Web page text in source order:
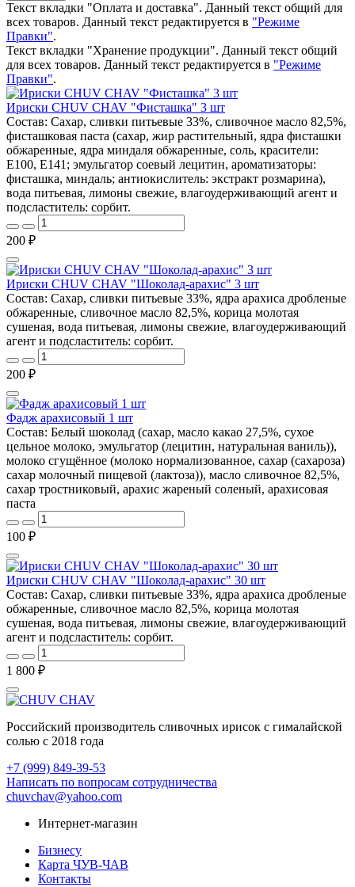
Текст вкладки "Оплата и доставка". Данный текст общий для
всех товаров. Данный текст редактируется в "Режиме
Правки".
Текст вкладки "Хранение продукции". Данный текст общий
для всех товаров. Данный текст редактируется в "Режиме
Правки".
Ириски CHUV CHAV "Фисташка" 3 шт
Состав: Сахар, сливки питьевые 33%, сливочное масло 82,5%,
фисташковая паста (сахар, жир растительный, ядра фисташки
обжаренные, ядра миндаля обжаренные, соль, красители:
E100, E141; эмульгатор соевый лецитин, ароматизаторы:
фисташка, миндаль; антиокислитель: экстракт розмарина),
вода питьевая, лимоны свежие, влагоудерживающий агент и
подсластитель: сорбит.
200 ₽
Ириски CHUV CHAV "Шоколад-арахис" 3 шт
Состав: Сахар, сливки питьевые 33%, ядра арахиса дробленые
обжаренные, сливочное масло 82,5%, корица молотая
сушеная, вода питьевая, лимоны свежие, влагоудерживающий
агент и подсластитель: сорбит.
200 ₽
Фадж арахисовый 1 шт
Состав: Белый шоколад (сахар, масло какао 27,5%, сухое
цельное молоко, эмульгатор (лецитин, натуральная ваниль)),
молоко сгущённое (молоко нормализованное, сахар (сахароза)
сахар молочный пищевой (лактоза)), масло сливочное 82,5%,
сахар тростниковый, арахис жареный соленый, арахисовая
паста
100 ₽
Ириски CHUV CHAV "Шоколад-арахис" 30 шт
Состав: Сахар, сливки питьевые 33%, ядра арахиса дробленые
обжаренные, сливочное масло 82,5%, корица молотая
сушеная, вода питьевая, лимоны свежие, влагоудерживающий
агент и подсластитель: сорбит.
1 800 ₽
Российский производитель сливочных ирисок с гималайской
солью с 2018 года
+7 (999) 849-39-53
Написать по вопросам сотрудничества
chuvchav@yahoo.com
Интернет-магазин
Бизнесу
Карта ЧУВ-ЧАВ
Контакты